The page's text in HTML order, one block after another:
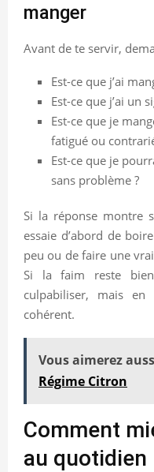
manger
Avant de te servir,
Est-ce que j’ai
Est-ce que j’ai un
Est-ce que je
fatigué ou
Est-ce que je
sans problème ?
Si la réponse montre
essaie d’abord de
peu ou de faire une
Si la faim reste
culpabiliser, mais en
cohérent.
Vous aimerez
Régime Citron
Comment
au quotidien